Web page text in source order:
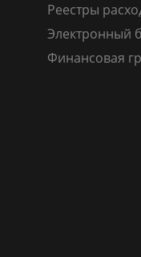
Реестры
Электронный
Финансовая